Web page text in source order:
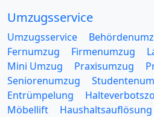
Umzugsservice
Umzugsservice
Fernumzug
Firmenumzug
Mini Umzug
Praxisumzug
Seniorenumzug
Entrümpelung
Möbellift
Haushaltsauflösung